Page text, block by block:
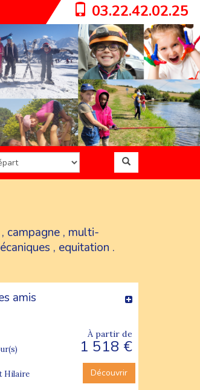
03.22.42.02.25
, campagne , multi-
, equitation .
amis
Hilaire
À partir de
1 518 €
Découvrir